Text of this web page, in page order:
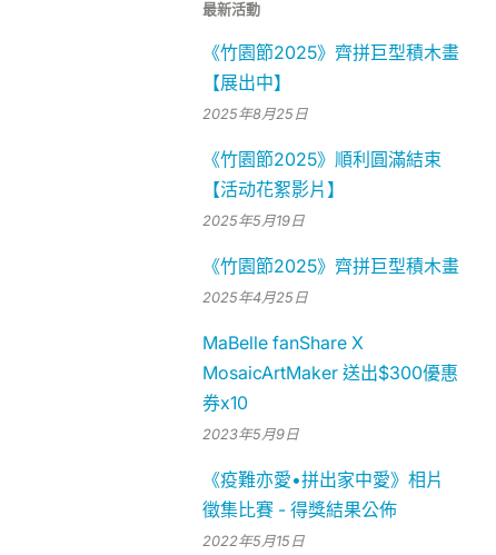
最新活動
《竹園節2025》齊拼巨型積木畫
【展出中】
2025年8月25日
《竹園節2025》順利圓滿結束
【活动花絮影片】
2025年5月19日
《竹園節2025》齊拼巨型積木畫
2025年4月25日
MaBelle fanShare X
MosaicArtMaker 送出$300優惠
券x10
2023年5月9日
《疫難亦愛•拼出家中愛》相片
徵集比賽 - 得獎結果公佈
2022年5月15日